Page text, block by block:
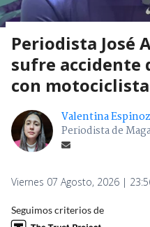
Periodista José
sufre accidente
con motociclista
Valentina
Periodista de
Viernes 07 Agosto, 2026 |
Seguimos criterios de